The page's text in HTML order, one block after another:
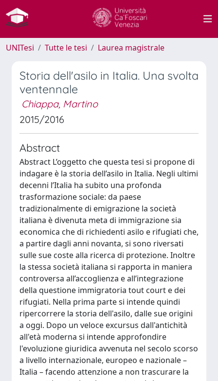
UNITesi Tutte le tesi Laurea magistrale
Storia dell'asilo in Italia. Una svolta
ventennale
Chiappa, Martino
2015/2016
Abstract
Abstract L’oggetto che questa tesi si propone di
indagare è la storia dell’asilo in Italia. Negli ultimi
decenni l’Italia ha subito una profonda
trasformazione sociale: da paese
tradizionalmente di emigrazione la società
italiana è divenuta meta di immigrazione sia
economica che di richiedenti asilo e rifugiati che,
a partire dagli anni novanta, si sono riversati
sulle sue coste alla ricerca di protezione. Inoltre
la stessa società italiana si rapporta in maniera
controversa all’accoglienza e all’integrazione
della questione immigratoria tout court e dei
rifugiati. Nella prima parte si intende quindi
ripercorrere la storia dell'asilo, dalle sue origini
a oggi. Dopo un veloce excursus dall'antichità
all'età moderna si intende approfondire
l'evoluzione giuridica avvenuta nel secolo scorso
a livello internazionale, europeo e nazionale –
Italia – facendo attenzione a non trascurare la